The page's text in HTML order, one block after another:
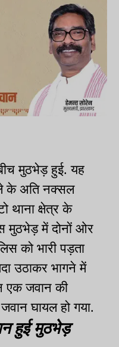
मुठभेड़ हुई. यह
के अति नक्सल
थाना क्षेत्र के
मुठभेड़ में दोनों ओर
को भारी पड़ता
उठाकर भागने में
एक जवान की
घायल हो गया.
हुई मुठभेड़